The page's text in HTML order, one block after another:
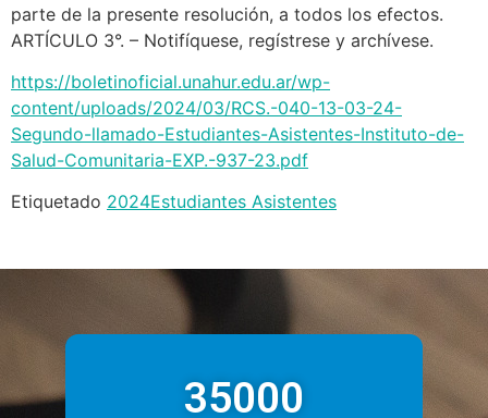
parte de la presente resolución, a todos los efectos.
ARTÍCULO 3°. – Notifíquese, regístrese y archívese.
https://boletinoficial.unahur.edu.ar/wp-
content/uploads/2024/03/RCS.-040-13-03-24-
Segundo-llamado-Estudiantes-Asistentes-Instituto-de-
Salud-Comunitaria-EXP.-937-23.pdf
Etiquetado 2024Estudiantes Asistentes
35000